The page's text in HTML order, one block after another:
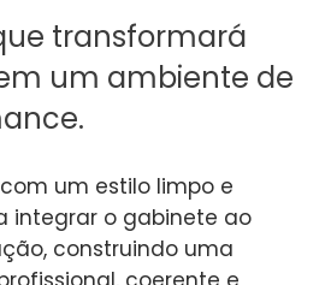
transformará
um ambiente de
um estilo limpo e
integrar o gabinete ao
construindo uma